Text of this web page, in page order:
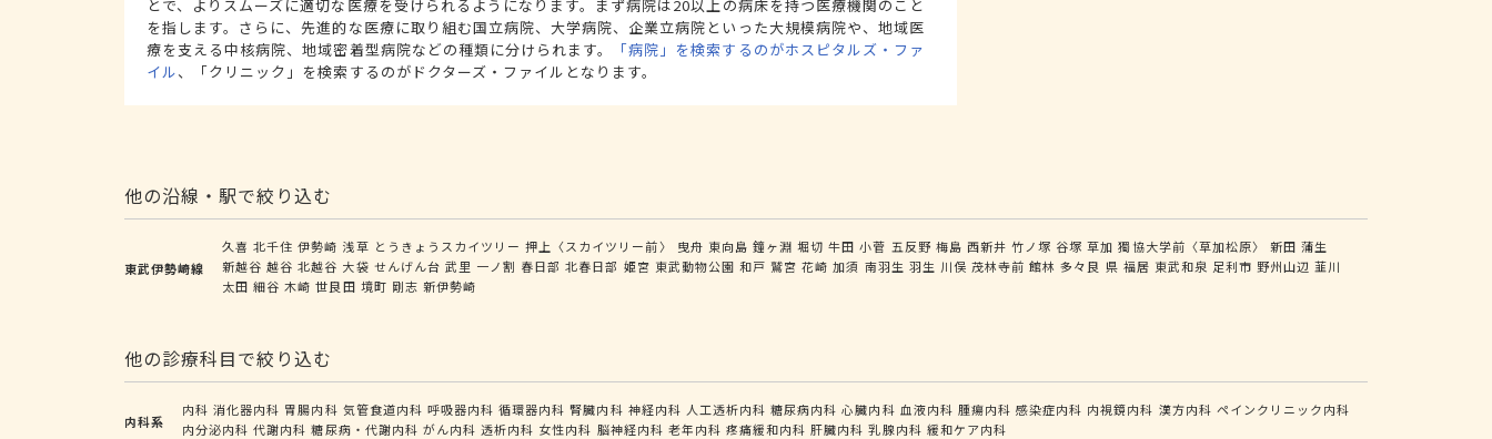
とで、よりスムーズに適切な医療を受けられるようになります。まず病院は20以上の病床を持つ医療機関のこと
を指します。さらに、先進的な医療に取り組む国立病院、大学病院、企業立病院といった大規模病院や、地域医
療を支える中核病院、地域密着型病院などの種類に分けられます。
「病院」を検索するのがホスピタルズ・ファ
イル、「クリニック」を検索するのがドクターズ・ファイルとなります。
他の沿線・駅で絞り込む
東武伊勢崎線
久喜 北千住 伊勢崎 浅草 とうきょうスカイツリー 押上〈スカイツリー前〉 曳舟 東向島 鐘ヶ淵 堀切 牛田 小菅 五反野 梅島 西新井 竹ノ塚 谷塚 草加 獨協大学前〈草加松原〉 新田 蒲生
新越谷 越谷 北越谷 大袋 せんげん台 武里 一ノ割 春日部 北春日部 姫宮 東武動物公園 和戸 鷲宮 花崎 加須 南羽生 羽生 川俣 茂林寺前 館林 多々良 県 福居 東武和泉 足利市 野州山辺 韮川
太田 細谷 木崎 世良田 境町 剛志 新伊勢崎
他の診療科目で絞り込む
内科系
内科 消化器内科 胃腸内科 気管食道内科 呼吸器内科 循環器内科 腎臓内科 神経内科 人工透析内科 糖尿病内科 心臓内科 血液内科 腫瘍内科 感染症内科 内視鏡内科 漢方内科 ペインクリニック内科
内分泌内科 代謝内科 糖尿病・代謝内科 がん内科 透析内科 女性内科 脳神経内科 老年内科 疼痛緩和内科 肝臓内科 乳腺内科 緩和ケア内科